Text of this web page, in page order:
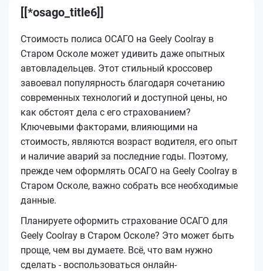
[[*osago_title6]]
Стоимость полиса ОСАГО на Geely Coolray в
Старом Осколе может удивить даже опытных
автовладельцев. Этот стильный кроссовер
завоевал популярность благодаря сочетанию
современных технологий и доступной цены, но
как обстоят дела с его страхованием?
Ключевыми факторами, влияющими на
стоимость, являются возраст водителя, его опыт
и наличие аварий за последние годы. Поэтому,
прежде чем оформлять ОСАГО на Geely Coolray в
Старом Осколе, важно собрать все необходимые
данные.
Планируете оформить страхование ОСАГО для
Geely Coolray в Старом Осколе? Это может быть
проще, чем вы думаете. Всё, что вам нужно
сделать - воспользоваться онлайн-